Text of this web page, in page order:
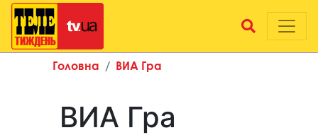
Головна ВИА Гра
ВИА Гра